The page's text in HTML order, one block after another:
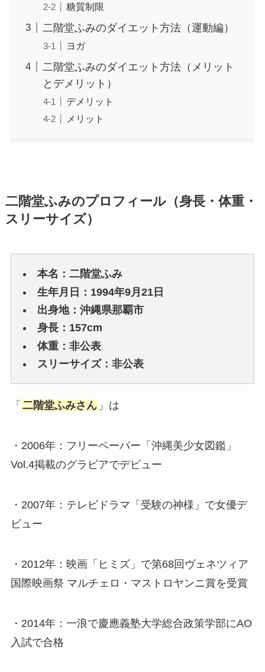
糖質制限
二階堂ふみのダイエット方法（運動編）
ヨガ
二階堂ふみのダイエット方法（メリット
とデメリット）
デメリット
メリット
二階堂ふみのプロフィール（身長・体重・
スリーサイズ）
本名：二階堂ふみ
生年月日：1994年9月21日
出身地：沖縄県那覇市
身長：157cm
体重：非公表
スリーサイズ：非公表
「 二階堂ふみさん 」は
・2006年：フリーペーパー「沖縄美少女図鑑」
Vol.4掲載のグラビアでデビュー
・2007年：テレビドラマ「受験の神様」で女優デ
ビュー
・2012年：映画「ヒミズ」で第68回ヴェネツィア
国際映画祭 マルチェロ・マストロヤンニ賞を受賞
・2014年：一浪で慶應義塾大学総合政策学部にAO
入試で合格